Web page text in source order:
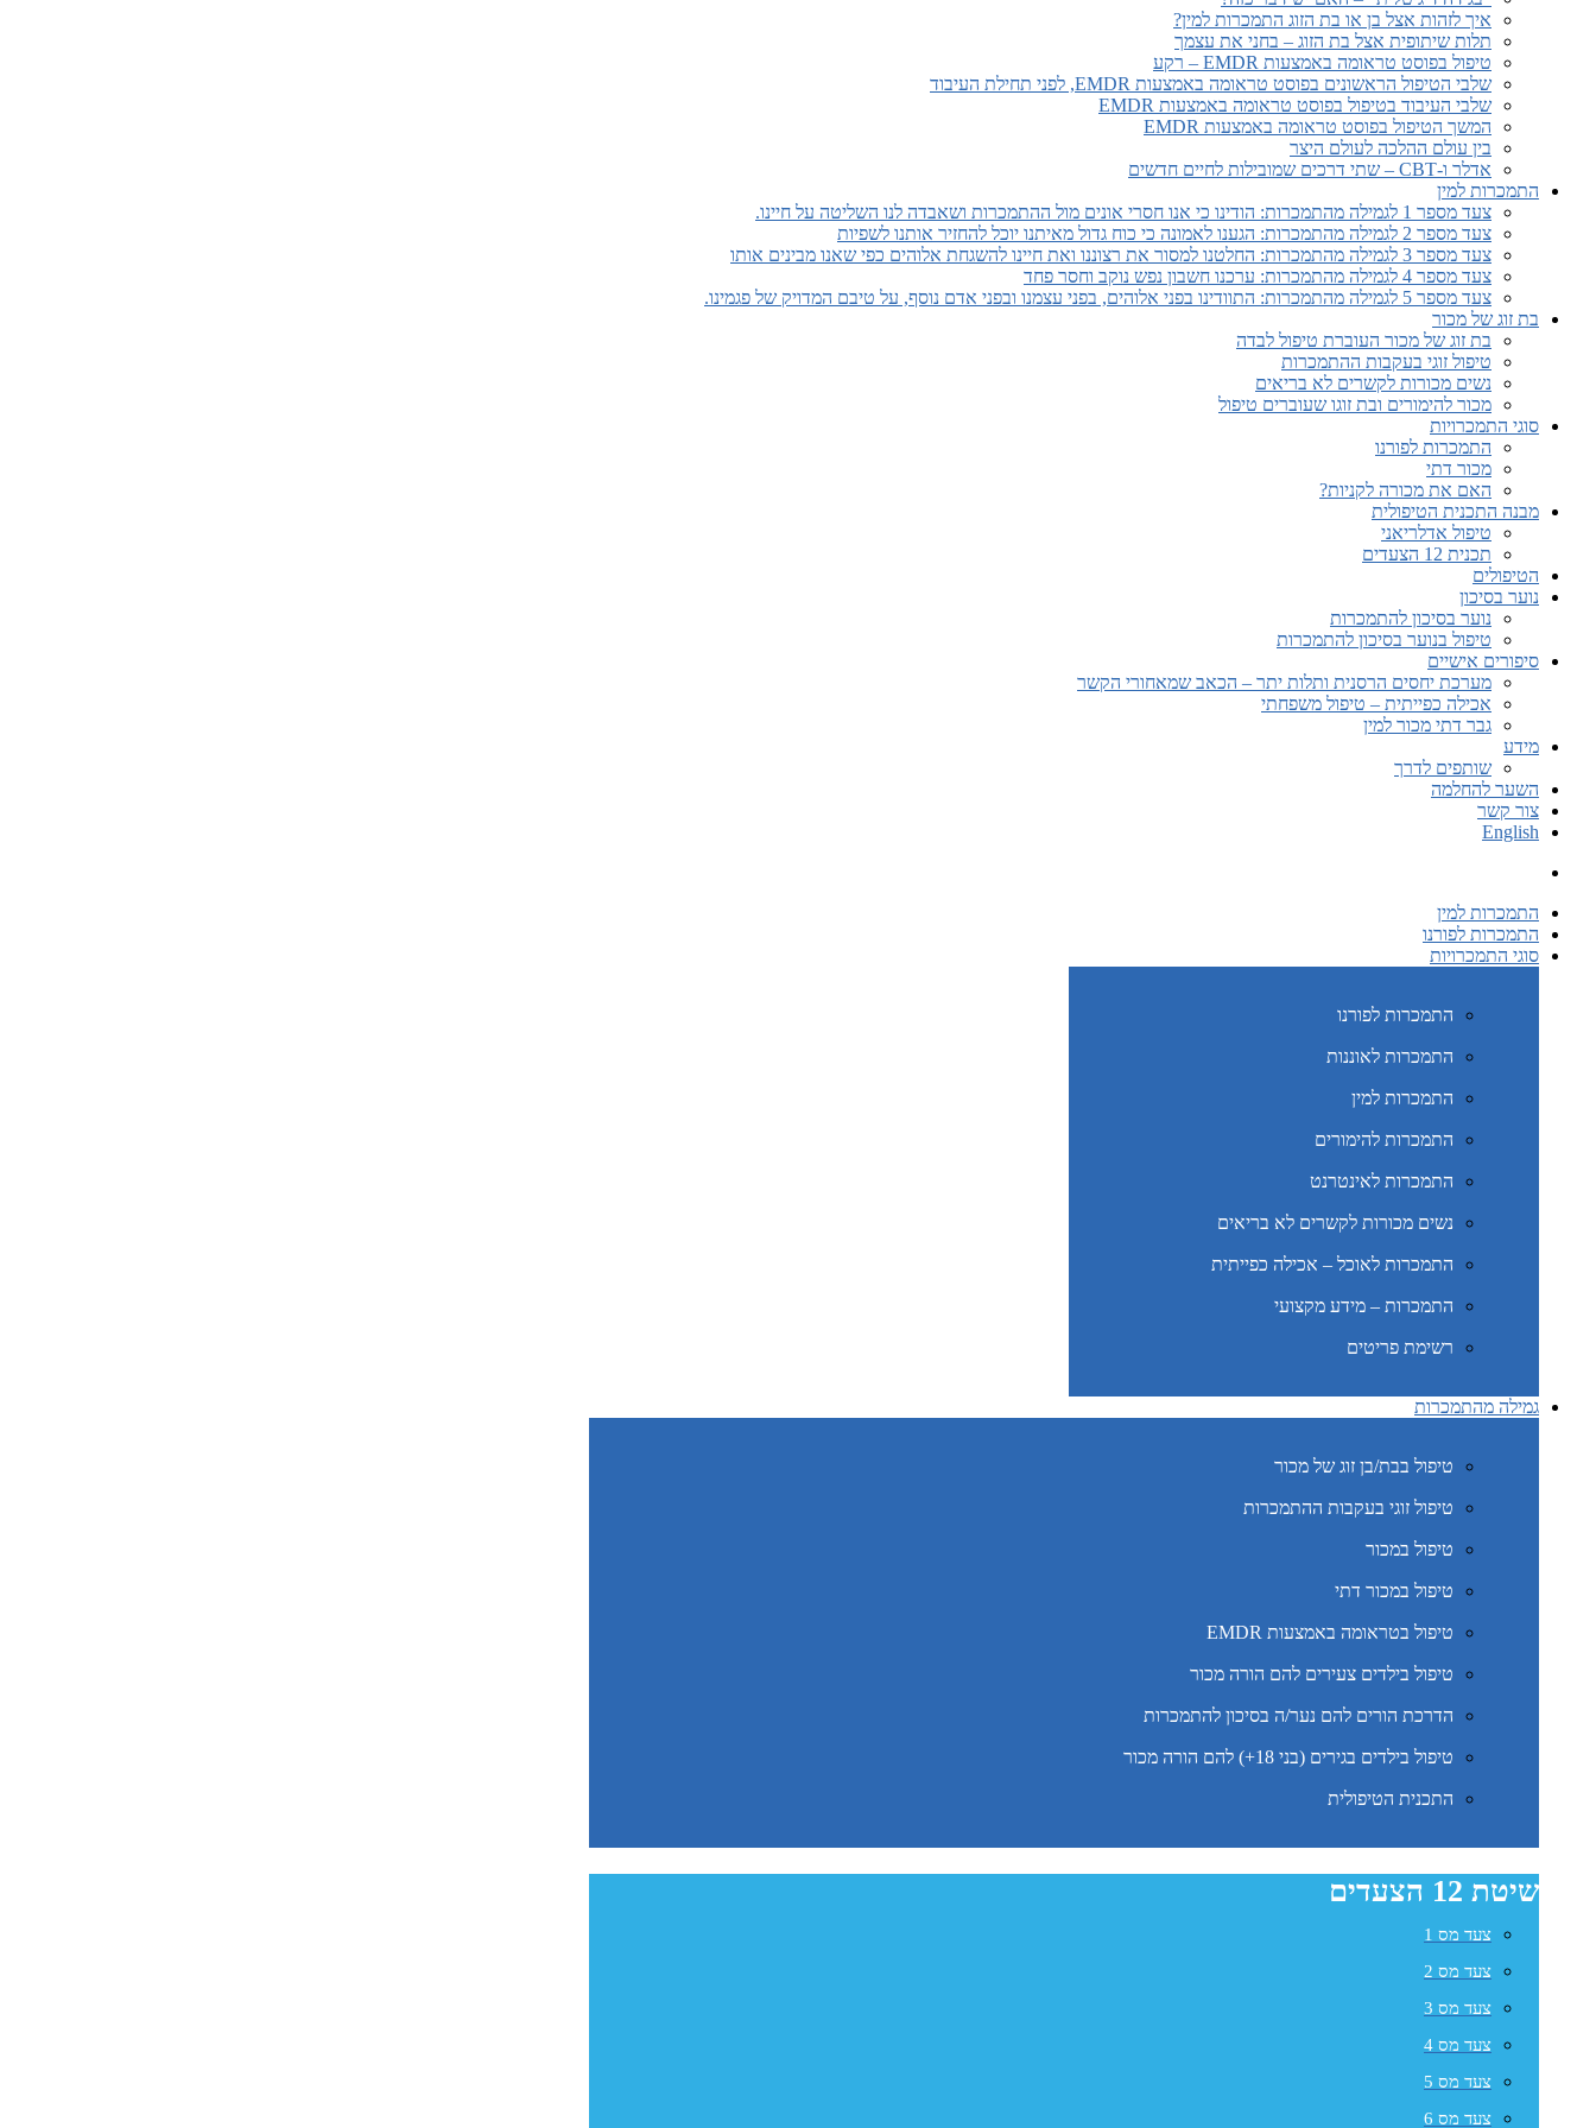
איך לזהות אצל בן או בת הזוג התמכרות למין?
תלות שיתופית אצל בת הזוג – בחני את עצמך
טיפול בפוסט טראומה באמצעות EMDR – רקע
שלבי הטיפול הראשונים בפוסט טראומה באמצעות EMDR, לפני תחילת העיבוד
שלבי העיבוד בטיפול בפוסט טראומה באמצעות EMDR
המשך הטיפול בפוסט טראומה באמצעות EMDR
בין עולם ההלכה לעולם היצר
אדלר ו-CBT – שתי דרכים שמובילות לחיים חדשים
התמכרות למין
צעד מספר 1 לגמילה מהתמכרות: הודינו כי אנו חסרי אונים מול ההתמכרות ושאבדה לנו השליטה על חיינו.
צעד מספר 2 לגמילה מהתמכרות: הגענו לאמונה כי כוח גדול מאיתנו יוכל להחזיר אותנו לשפיות
צעד מספר 3 לגמילה מהתמכרות: החלטנו למסור את רצוננו ואת חיינו להשגחת אלוהים כפי שאנו מבינים אותו
צעד מספר 4 לגמילה מהתמכרות: ערכנו חשבון נפש נוקב וחסר פחד
צעד מספר 5 לגמילה מהתמכרות: התוודינו בפני אלוהים, בפני עצמנו ובפני אדם נוסף, על טיבם המדויק של פגמינו.
בת זוג של מכור
בת זוג של מכור העוברת טיפול לבדה
טיפול זוגי בעקבות ההתמכרות
נשים מכורות לקשרים לא בריאים
מכור להימורים ובת זוגו שעוברים טיפול
סוגי התמכרויות
התמכרות לפורנו
מכור דתי
האם את מכורה לקניות?
מבנה התכנית הטיפולית
טיפול אדלריאני
תכנית 12 הצעדים
הטיפולים
נוער בסיכון
נוער בסיכון להתמכרות
טיפול בנוער בסיכון להתמכרות
סיפורים אישיים
מערכת יחסים הרסנית ותלות יתר – הכאב שמאחורי הקשר
אכילה כפייתית – טיפול משפחתי
גבר דתי מכור למין
מידע
שותפים לדרך
השער להחלמה
צור קשר
English
התמכרות למין
התמכרות לפורנו
סוגי התמכרויות
התמכרות לפורנו
התמכרות לאוננות
התמכרות למין
התמכרות להימורים
התמכרות לאינטרנט
נשים מכורות לקשרים לא בריאים
התמכרות לאוכל – אכילה כפייתית
התמכרות – מידע מקצועי
רשימת פריטים
גמילה מהתמכרות
טיפול בבת/בן זוג של מכור
טיפול זוגי בעקבות ההתמכרות
טיפול במכור
טיפול במכור דתי
טיפול בטראומה באמצעות EMDR
טיפול בילדים צעירים להם הורה מכור
הדרכת הורים להם נער/ה בסיכון להתמכרות
טיפול בילדים בגירים (בני 18+) להם הורה מכור
התכנית הטיפולית
שיטת 12 הצעדים
צעד מס 1
צעד מס 2
צעד מס 3
צעד מס 4
צעד מס 5
צעד מס 6